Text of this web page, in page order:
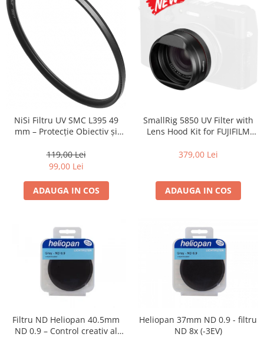
Accesorii filtre
Convertoare pe filet foto video
Inele reductii obiective
Curatare si intretinere
Blitz-uri externe
Blitz-uri TTL - Dedicate
Blitz-uri circulare (Macro)
Cabluri TTL
Alimentare auxiliara blitz
Protectie patina apa, ploaie
Bounce-uri, Softbox-uri
Ring-Flash Adaptor
Huse protectie blitz extern
NiSi Filtru UV SMC L395 49
mm – Protecție Obiectiv și
119,00 Lei
99,00 Lei
ADAUGA IN COS
SmallRig 5850 UV Filter with
Lens Hood Kit for FUJIFILM
379,00 Lei
ADAUGA IN COS
Filtru ND Heliopan 40.5mm
ND 0.9 – Control creativ al
Heliopan 37mm ND 0.9 - filtru
ND 8x (-3EV)